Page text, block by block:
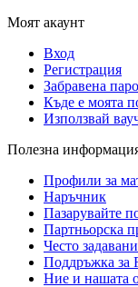
Моят акаунт
Вход
Регистрация
Забравена
Къде е моята
Използвай
Полезна
Профили за
Наръчник
Пазарувайте
Партньорска
Често
Поддръжка за
Ние и нашата